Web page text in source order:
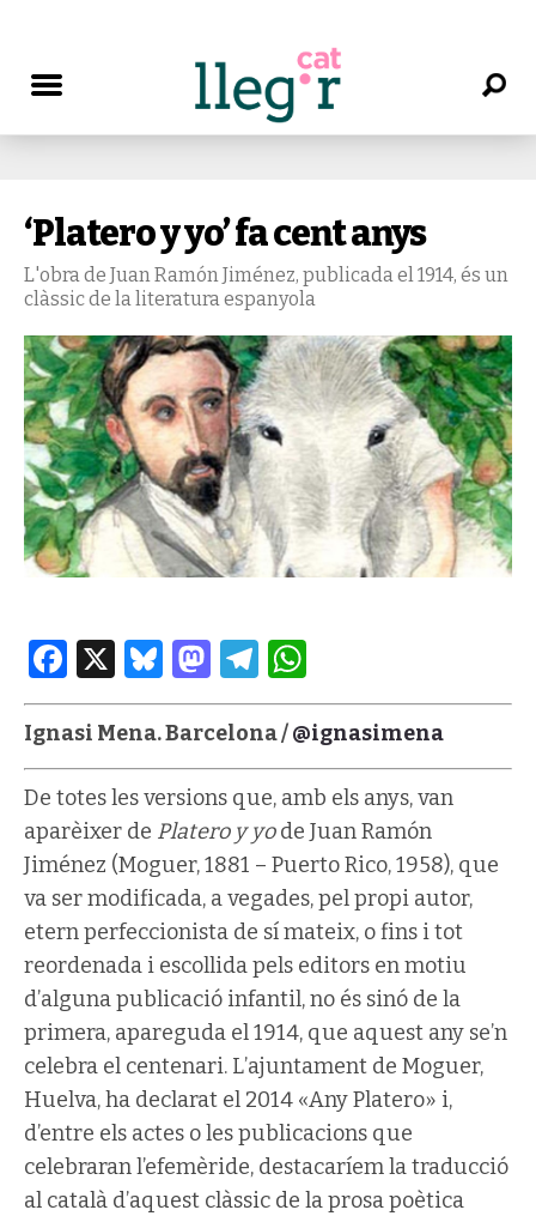
‘Platero y yo’ fa cent anys
L'obra de Juan Ramón Jiménez, publicada el 1914, és un
clàssic de la literatura espanyola
Facebook
X Bluesky
Mastodon
Telegram
Ignasi Mena. Barcelona /@ignasimena
De totes les versions que, amb els anys, van
aparèixer de Platero y yode Juan Ramón
Jiménez (Moguer, 1881 – Puerto Rico, 1958), que
va ser modificada, a vegades, pel propi autor,
etern perfeccionista de sí mateix, o fins i tot
reordenada i escollida pels editors en motiu
d’alguna publicació infantil, no és sinó de la
primera, apareguda el 1914, que aquest any se’n
celebra el centenari. L’ajuntament de Moguer,
Huelva, ha declarat el 2014 «Any Platero» i,
d’entre els actes o les publicacions que
celebraran l’efemèride, destacaríem la traducció
al català d’aquest clàssic de la prosa poètica